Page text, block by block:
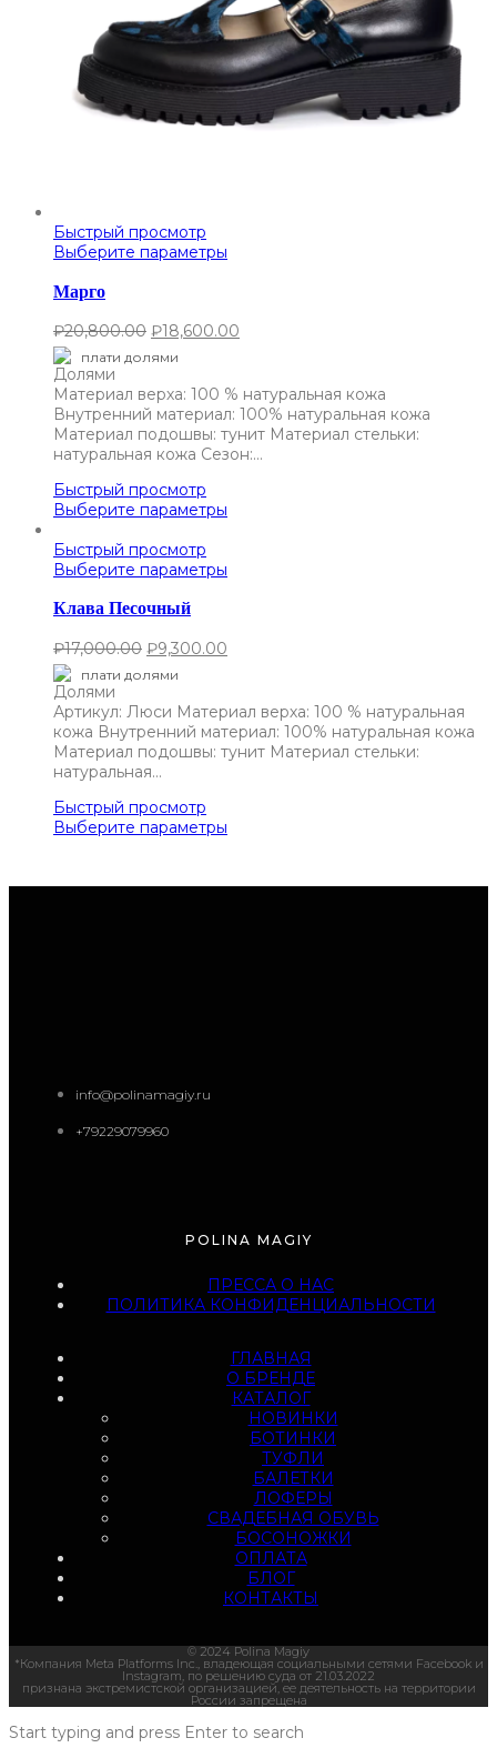
Быстрый просмотр
Выберите параметры
Марго
₽20,800.00 ₽18,600.00
плати долями
Материал верха: 100 % натуральная кожа
Внутренний материал: 100% натуральная кожа
Материал подошвы: тунит Материал стельки:
натуральная кожа Сезон:…
Быстрый просмотр
Выберите параметры
Быстрый просмотр
Выберите параметры
Клава Песочный
₽17,000.00 ₽9,300.00
плати долями
Артикул: Люси Материал верха: 100 % натуральная
кожа Внутренний материал: 100% натуральная кожа
Материал подошвы: тунит Материал стельки:
натуральная…
Быстрый просмотр
Выберите параметры
info@polinamagiy.ru
+79229079960
POLINA MAGIY
ПРЕССА О НАС
ПОЛИТИКА КОНФИДЕНЦИАЛЬНОСТИ
ГЛАВНАЯ
О БРЕНДЕ
КАТАЛОГ
НОВИНКИ
БОТИНКИ
ТУФЛИ
БАЛЕТКИ
ЛОФЕРЫ
СВАДЕБНАЯ ОБУВЬ
БОСОНОЖКИ
ОПЛАТА
БЛОГ
КОНТАКТЫ
© 2024 Polina Magiy
*Компания Meta Platforms Inc., владеющая социальными сетями Facebook и
Instagram, по решению суда от 21.03.2022
признана экстремистской организацией, ее деятельность на территории
России запрещена
Start typing and press Enter to search